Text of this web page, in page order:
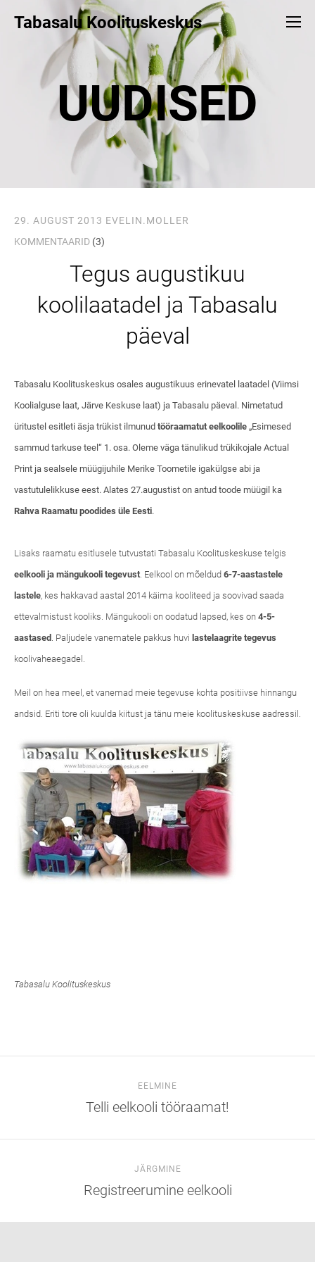
Tabasalu Koolituskeskus
UUDISED
29. AUGUST 2013 EVELIN.MOLLER
KOMMENTAARID (3)
Tegus augustikuu
koolilaatadel ja Tabasalu
päeval
Tabasalu Koolituskeskus osales augustikuus erinevatel laatadel (Viimsi
Koolialguse laat, Järve Keskuse laat) ja Tabasalu päeval. Nimetatud
üritustel esitleti äsja trükist ilmunud tööraamatut eelkoolile „Esimesed
sammud tarkuse teel“ 1. osa. Oleme väga tänulikud trükikojale Actual
Print ja sealsele müügijuhile Merike Toometile igakülgse abi ja
vastutulelikkuse eest. Alates 27.augustist on antud toode müügil ka
Rahva Raamatu poodides üle Eesti.
Lisaks raamatu esitlusele tutvustati Tabasalu Koolituskeskuse telgis
eelkooli ja mängukooli tegevust. Eelkool on mõeldud 6-7-aastastele
lastele, kes hakkavad aastal 2014 käima kooliteed ja soovivad saada
ettevalmistust kooliks. Mängukooli on oodatud lapsed, kes on 4-5-
aastased . Paljudele vanematele pakkus huvi lastelaagrite tegevus
koolivaheaegadel.
Meil on hea meel, et vanemad meie tegevuse kohta positiivse hinnangu
andsid. Eriti tore oli kuulda kiitust ja tänu meie koolituskeskuse aadressil.
Tabasalu Koolituskeskus
EELMINE
Telli eelkooli tööraamat!
JÄRGMINE
Registreerumine eelkooli